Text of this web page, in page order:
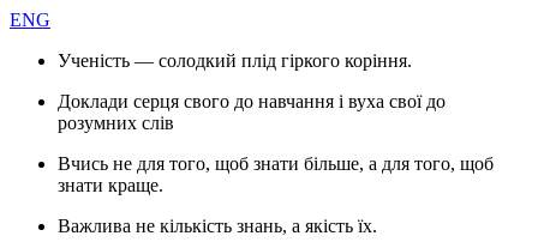
ENG
Ученість — солодкий плід гіркого коріння.
Доклади серця свого до навчання і вуха свої до
розумних слів
Вчись не для того, щоб знати більше, а для того, щоб
знати краще.
Важлива не кількість знань, а якість їх.